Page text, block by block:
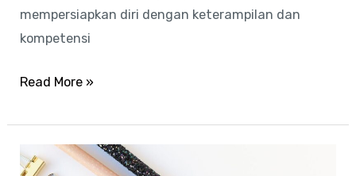
mempersiapkan diri dengan keterampilan dan
kompetensi
Read More »
Menggali